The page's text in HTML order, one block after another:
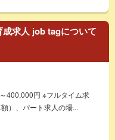
求人 job tagについて
400,000円 ※フルタイム求
）、パート求人の場...